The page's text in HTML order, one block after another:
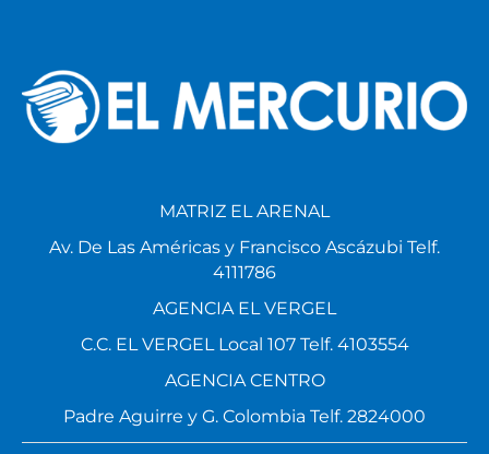
MATRIZ EL ARENAL
Av. De Las Américas y Francisco Ascázubi Telf.
4111786
AGENCIA EL VERGEL
C.C. EL VERGEL Local 107 Telf. 4103554
AGENCIA CENTRO
Padre Aguirre y G. Colombia Telf. 2824000